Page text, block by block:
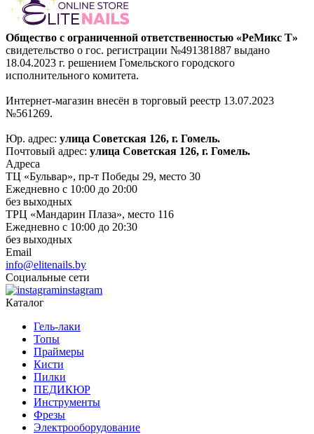
Общество с ограниченной ответственностью «РеМикс Т»
свидетельство о гос. регистрации №491381887 выдано
18.04.2023 г. решением Гомельского городского
исполнительного комитета.
Интернет-магазин внесён в торговый реестр 13.07.2023
№561269.
Юр. адрес: улица Советская 126, г. Гомель.
Почтовый адрес: улица Советская 126, г. Гомель.
Адреса
ТЦ «Бульвар», пр-т Победы 29, место 30
Ежедневно с 10:00 до 20:00
без выходных
ТРЦ «Мандарин Плаза», место 116
Ежедневно с 10:00 до 20:30
без выходных
Email
info@elitenails.by
Социальные сети
instagram
Каталог
Гель-лаки
Топы
Праймеры
Кисти
Пилки
ПЕДИКЮР
Инструменты
Фрезы
Электрооборудование